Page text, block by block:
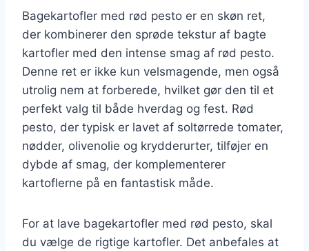
Bagekartofler med rød pesto er en skøn ret,
der kombinerer den sprøde tekstur af bagte
kartofler med den intense smag af rød pesto.
Denne ret er ikke kun velsmagende, men også
utrolig nem at forberede, hvilket gør den til et
perfekt valg til både hverdag og fest. Rød
pesto, der typisk er lavet af soltørrede tomater,
nødder, olivenolie og krydderurter, tilføjer en
dybde af smag, der komplementerer
kartoflerne på en fantastisk måde.
For at lave bagekartofler med rød pesto, skal
du vælge de rigtige kartofler. Det anbefales at